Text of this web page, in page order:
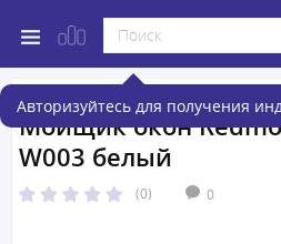
Авторизуйтесь для получения
Мойщик окон
W003 белый
(0) 0